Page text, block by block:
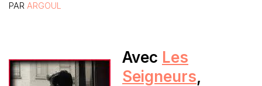
PAR ARGOUL
Avec Les
Seigneurs,